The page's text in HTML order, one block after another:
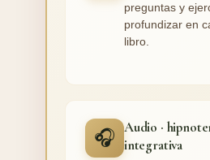
preguntas y
profundizar en
libro.
🎧 Audio ·
integrativa